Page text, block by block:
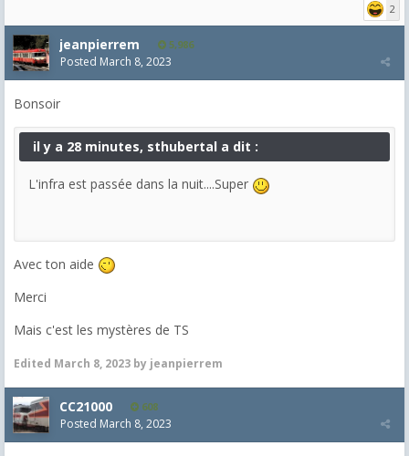
2
jeanpierrem 5,986
Posted March 8, 2023
Bonsoir
il y a 28 minutes, sthubertal a dit :
L'infra est passée dans la nuit....Super
Avec ton aide
Merci
Mais c'est les mystères de TS
Edited March 8, 2023 by jeanpierrem
CC21000 608
Posted March 8, 2023